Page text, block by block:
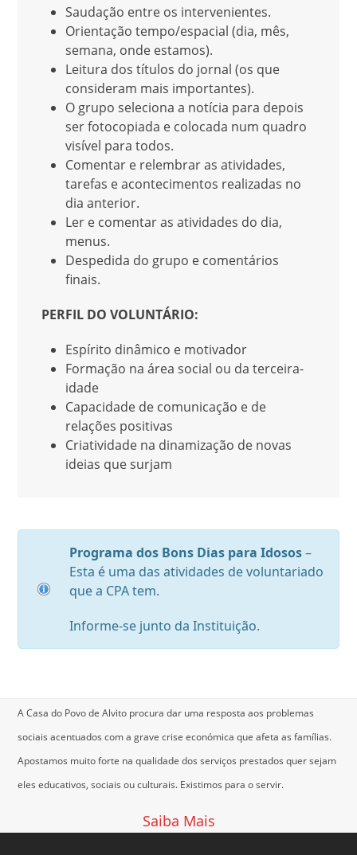
Saudação entre os intervenientes.
Orientação tempo/espacial (dia, mês,
semana, onde estamos).
Leitura dos títulos do jornal (os que
consideram mais importantes).
O grupo seleciona a notícia para depois
ser fotocopiada e colocada num quadro
visível para todos.
Comentar e relembrar as atividades,
tarefas e acontecimentos realizadas no
dia anterior.
Ler e comentar as atividades do dia,
menus.
Despedida do grupo e comentários
finais.
PERFIL DO VOLUNTÁRIO:
Espírito dinâmico e motivador
Formação na área social ou da terceira-
idade
Capacidade de comunicação e de
relações positivas
Criatividade na dinamização de novas
ideias que surjam
Programa dos Bons Dias para Idosos–
Esta é uma das atividades de voluntariado
que a CPA tem.
Informe-se junto da Instituição.
A Casa do Povo de Alvito procura dar uma resposta aos problemas
sociais acentuados com a grave crise económica que afeta as famílias.
Apostamos muito forte na qualidade dos serviços prestados quer sejam
eles educativos, sociais ou culturais. Existimos para o servir.
Saiba Mais